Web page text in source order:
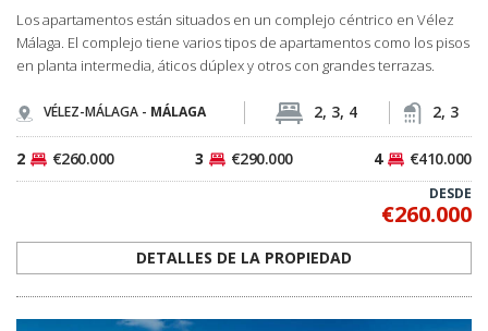
Los apartamentos están situados en un complejo céntrico en Vélez
Málaga. El complejo tiene varios tipos de apartamentos como los pisos
en planta intermedia, áticos dúplex y otros con grandes terrazas.
VÉLEZ-MÁLAGA - MÁLAGA 2, 3, 4 2, 3
2 €260.000 3 €290.000 4 €410.000
DESDE
€260.000
DETALLES DE LA PROPIEDAD